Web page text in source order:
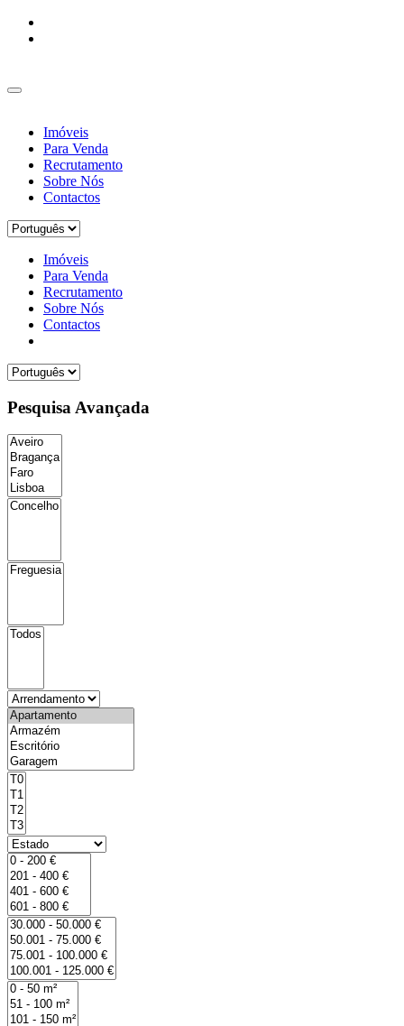
Imóveis
Para Venda
Recrutamento
Sobre Nós
Contactos
Imóveis
Para Venda
Recrutamento
Sobre Nós
Contactos
Pesquisa Avançada